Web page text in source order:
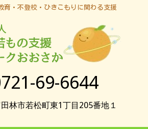
育・不登校・ひきこもりに関わる支援
69-6644
林市若松町東1丁目205番地１